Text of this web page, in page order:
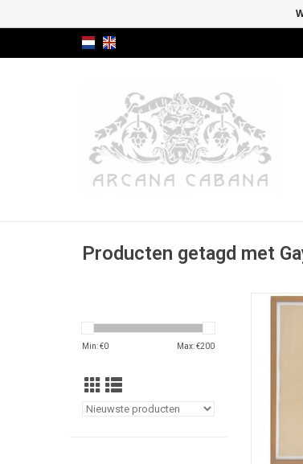
Producten getagd met
Min: €0 Max: €200